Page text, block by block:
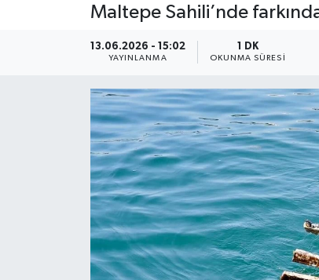
Maltepe Sahili’nde
13.06.2026 - 15:02
YAYINLANMA
1 DK
OKUNMA SÜRESI
KÜLTÜR SANAT
SAĞLIK
BİLİM VE TEKNOLOJİ
OTOMOBİL
KURUMSAL
Tüm Manşetler
Son Dakika Haberleri
Haber Arşivi